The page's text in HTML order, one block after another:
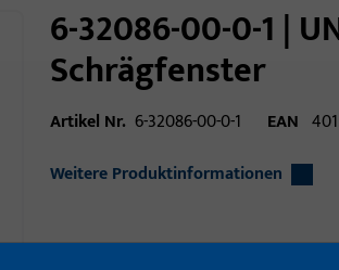
6-32086-00-0-1 |
Schrägfenster
Artikel Nr. 6-32086-00-0-1 EAN
Weitere Produktinformationen